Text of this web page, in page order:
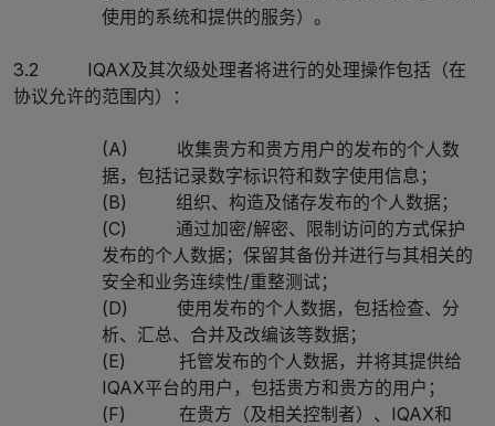
使用的系统和提供的服务）。
3.2 IQAX及其次级处理者将进行的处理操作包括（在
协议允许的范围内）：
(A) 收集贵方和贵方用户的发布的个人数
据，包括记录数字标识符和数字使用信息；
(B) 组织、构造及储存发布的个人数据；
(C) 通过加密/解密、限制访问的方式保护
发布的个人数据；保留其备份并进行与其相关的
安全和业务连续性/重整测试；
(D) 使用发布的个人数据，包括检查、分
析、汇总、合并及改编该等数据；
(E) 托管发布的个人数据，并将其提供给
IQAX平台的用户，包括贵方和贵方的用户；
(F) 在贵方（及相关控制者）、IQAX和